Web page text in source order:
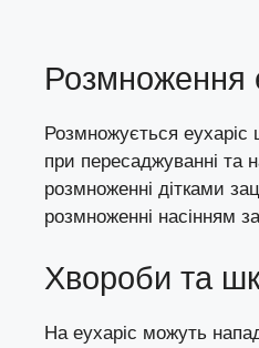
Розмноження
Розмножується еухаріс
при пересаджуванні та
розмноженні дітками
розмноженні насінням
Хвороби та
На еухаріс можуть